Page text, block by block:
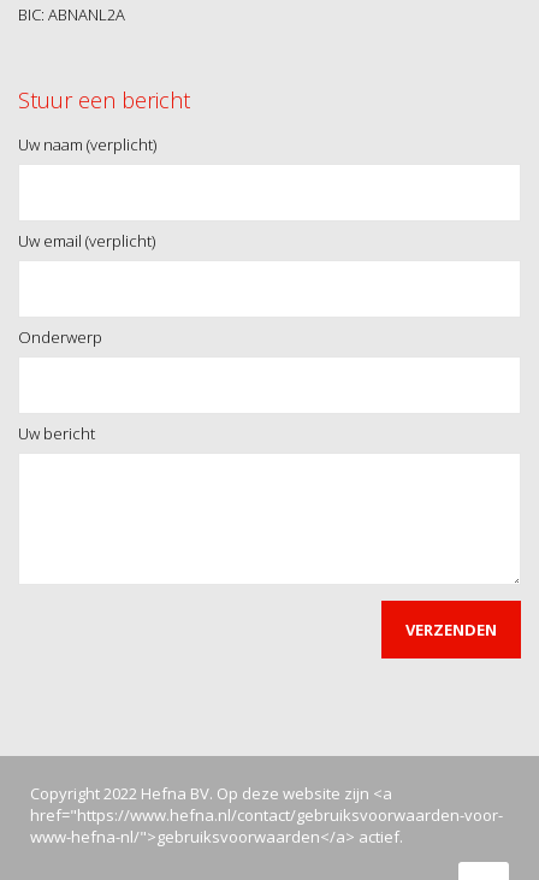
BIC: ABNANL2A
Stuur een bericht
Uw naam (verplicht)
Uw email (verplicht)
Onderwerp
Uw bericht
Copyright 2022 Hefna BV. Op deze website zijn <a
href="https://www.hefna.nl/contact/gebruiksvoorwaarden-voor-
www-hefna-nl/">gebruiksvoorwaarden</a> actief.